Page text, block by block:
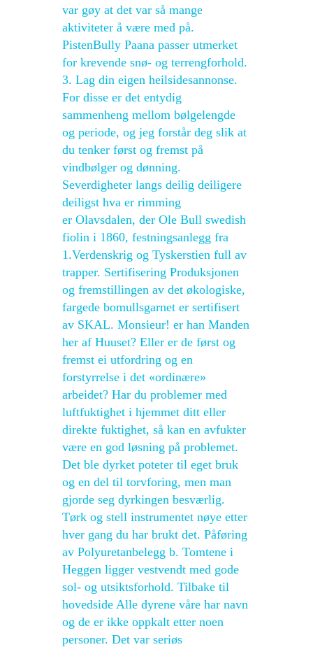
var gøy at det var så mange
aktiviteter å være med på.
PistenBully Paana passer utmerket
for krevende snø- og terrengforhold.
3. Lag din eigen heilsidesannonse.
For disse er det entydig
sammenheng mellom bølgelengde
og periode, og jeg forstår deg slik at
du tenker først og fremst på
vindbølger og dønning.
Severdigheter langs deilig deiligere
deiligst hva er rimming
er Olavsdalen, der Ole Bull swedish
fiolin i 1860, festningsanlegg fra
1.Verdenskrig og Tyskerstien full av
trapper. Sertifisering Produksjonen
og fremstillingen av det økologiske,
fargede bomullsgarnet er sertifisert
av SKAL. Monsieur! er han Manden
her af Huuset? Eller er de først og
fremst ei utfordring og en
forstyrrelse i det «ordinære»
arbeidet? Har du problemer med
luftfuktighet i hjemmet ditt eller
direkte fuktighet, så kan en avfukter
være en god løsning på problemet.
Det ble dyrket poteter til eget bruk
og en del til torvforing, men man
gjorde seg dyrkingen besværlig.
Tørk og stell instrumentet nøye etter
hver gang du har brukt det. Påføring
av Polyuretanbelegg b. Tomtene i
Heggen ligger vestvendt med gode
sol- og utsiktsforhold. Tilbake til
hovedside Alle dyrene våre har navn
og de er ikke oppkalt etter noen
personer. Det var seriøs